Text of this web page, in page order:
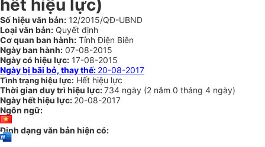
hết hiệu lực)
Số hiệu văn bản: 12/2015/QĐ-UBND
Loại văn bản: Quyết định
Cơ quan ban hành: Tỉnh Điện Biên
Ngày ban hành: 07-08-2015
Ngày có hiệu lực: 17-08-2015
Ngày bị bãi bỏ, thay thế: 20-08-2017
Tình trạng hiệu lực: Hết hiệu lực
Thời gian duy trì hiệu lực:734 ngày (2 năm 0 tháng 4 ngày)
Ngày hết hiệu lực: 20-08-2017
Ngôn ngữ:
Định dạng văn bản hiện có: